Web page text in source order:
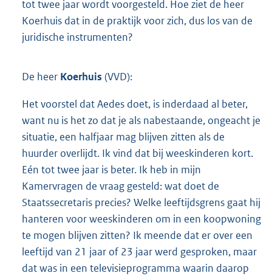
tot twee jaar wordt voorgesteld. Hoe ziet de heer
Koerhuis dat in de praktijk voor zich, dus los van de
juridische instrumenten?
De heer Koerhuis (VVD):
Het voorstel dat Aedes doet, is inderdaad al beter,
want nu is het zo dat je als nabestaande, ongeacht je
situatie, een halfjaar mag blijven zitten als de
huurder overlijdt. Ik vind dat bij weeskinderen kort.
Eén tot twee jaar is beter. Ik heb in mijn
Kamervragen de vraag gesteld: wat doet de
Staatssecretaris precies? Welke leeftijdsgrens gaat hij
hanteren voor weeskinderen om in een koopwoning
te mogen blijven zitten? Ik meende dat er over een
leeftijd van 21 jaar of 23 jaar werd gesproken, maar
dat was in een televisieprogramma waarin daarop